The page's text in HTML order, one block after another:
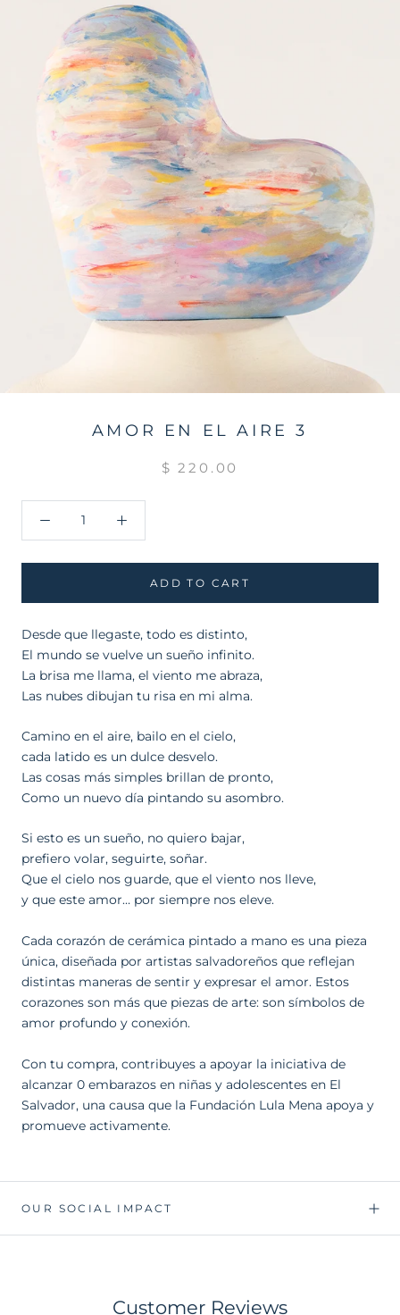
AMOR EN EL AIRE 3
$ 220.00
ADD TO CART
Desde que llegaste, todo es distinto,
El mundo se vuelve un sueño infinito.
La brisa me llama, el viento me abraza,
Las nubes dibujan tu risa en mi alma.
Camino en el aire, bailo en el cielo,
cada latido es un dulce desvelo.
Las cosas más simples brillan de pronto,
Como un nuevo día pintando su asombro.
Si esto es un sueño, no quiero bajar,
prefiero volar, seguirte, soñar.
Que el cielo nos guarde, que el viento nos lleve,
y que este amor… por siempre nos eleve.
Cada corazón de cerámica pintado a mano es una pieza
única, diseñada por artistas salvadoreños que reflejan
distintas maneras de sentir y expresar el amor. Estos
corazones son más que piezas de arte: son símbolos de
amor profundo y conexión.
Con tu compra, contribuyes a apoyar la iniciativa de
alcanzar 0 embarazos en niñas y adolescentes en El
Salvador, una causa que la Fundación Lula Mena apoya y
promueve activamente.
OUR SOCIAL IMPACT
Customer Reviews